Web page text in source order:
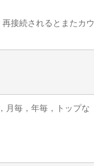
接続されるとまたカウ
月毎，年毎，トップな